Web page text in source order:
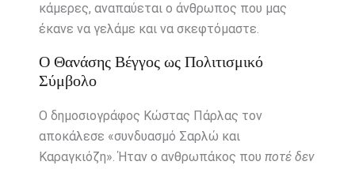
κάμερες, αναπαύεται ο άνθρωπος που μας
έκανε να γελάμε και να σκεφτόμαστε.
Ο Θανάσης Βέγγος ως Πολιτισμικό
Σύμβολο
Ο δημοσιογράφος Κώστας Πάρλας τον
αποκάλεσε «συνδυασμό Σαρλώ και
Καραγκιόζη». Ήταν ο ανθρωπάκος που ποτέ δεν